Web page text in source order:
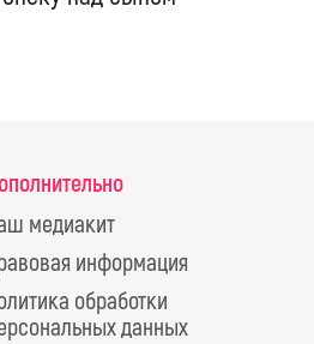
медиакит
информация
обработки
данных